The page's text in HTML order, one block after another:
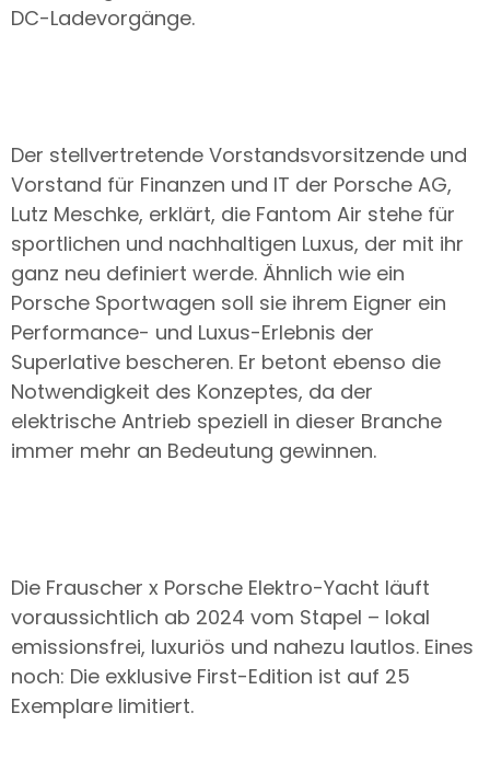
DC-Ladevorgänge.
Der stellvertretende Vorstandsvorsitzende und
Vorstand für Finanzen und IT der Porsche AG,
Lutz Meschke, erklärt, die Fantom Air stehe für
sportlichen und nachhaltigen Luxus, der mit ihr
ganz neu definiert werde. Ähnlich wie ein
Porsche Sportwagen soll sie ihrem Eigner ein
Performance- und Luxus-Erlebnis der
Superlative bescheren. Er betont ebenso die
Notwendigkeit des Konzeptes, da der
elektrische Antrieb speziell in dieser Branche
immer mehr an Bedeutung gewinnen.
Die Frauscher x Porsche Elektro-Yacht läuft
voraussichtlich ab 2024 vom Stapel – lokal
emissionsfrei, luxuriös und nahezu lautlos. Eines
noch: Die exklusive First-Edition ist auf 25
Exemplare limitiert.